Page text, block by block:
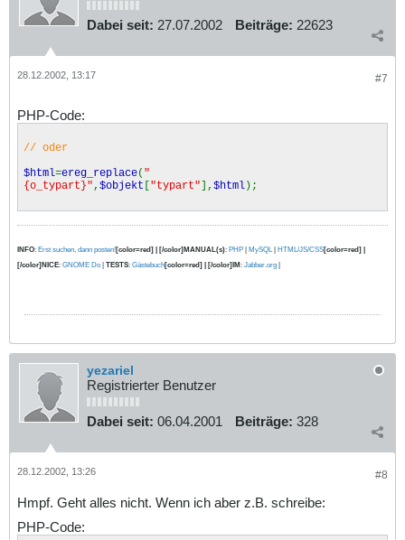
Dabei seit: 27.07.2002 Beiträge: 22623
#7
28.12.2002, 13:17
PHP-Code:
// oder
$html=ereg_replace( "
{o_typart}" , $objekt ["typart"], $html);
INFO: Erst suchen, dann posten![color=red] | [/color]MANUAL(s): PHP MySQL HTML/JS/CSS[color=red] |
[/color]NICE: GNOME Do TESTS: Gästebuch[color=red] | [/color]IM : Jabber.org
yezariel
Registrierter Benutzer
Dabei seit: 06.04.2001 Beiträge: 328
#8
28.12.2002, 13:26
Hmpf. Geht alles nicht. Wenn ich aber z.B. schreibe:
PHP-Code: